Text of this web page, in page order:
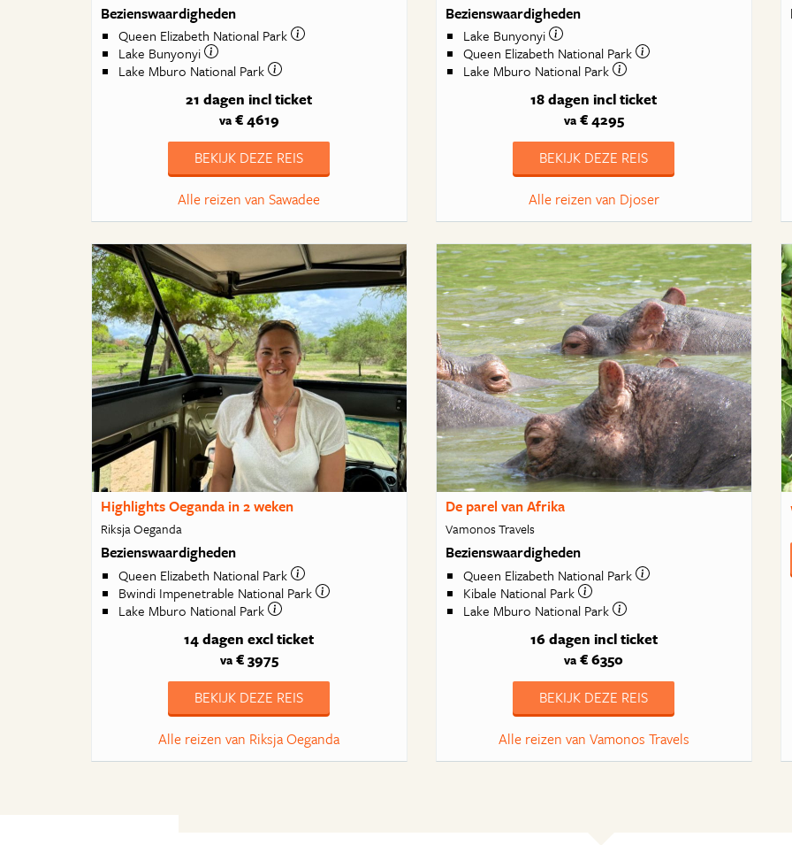
Bezienswaardigheden
Queen Elizabeth National Park
Lake Bunyonyi
Lake Mburo National Park
21 dagen incl ticket
va€ 4619
BEKIJK DEZE REIS
Alle reizen van Sawadee
Bezienswaardigheden
Lake Bunyonyi
Queen Elizabeth National Park
Lake Mburo National Park
18 dagen incl ticket
va€ 4295
BEKIJK DEZE REIS
Alle reizen van Djoser
Highlights Oeganda in 2 weken
Riksja Oeganda
Bezienswaardigheden
Queen Elizabeth National Park
Bwindi Impenetrable National Park
Lake Mburo National Park
14 dagen excl ticket
va€ 3975
BEKIJK DEZE REIS
Alle reizen van Riksja Oeganda
De parel van Afrika
Vamonos Travels
Bezienswaardigheden
Queen Elizabeth National Park
Kibale National Park
Lake Mburo National Park
16 dagen incl ticket
va € 6350
BEKIJK DEZE REIS
Alle reizen van Vamonos Travels